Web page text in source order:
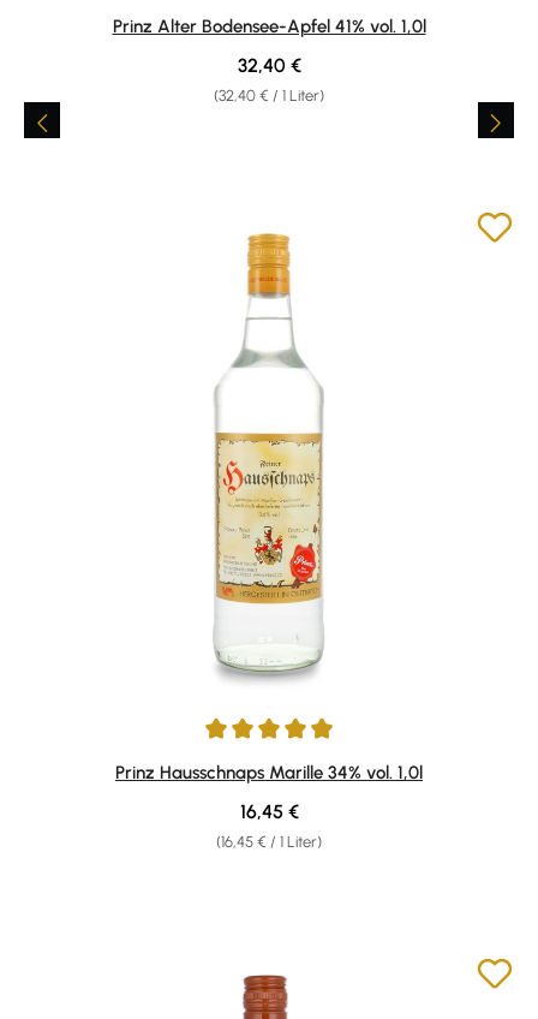
Durchschnittliche Bewertung von 4.88 von 5 Sternen
Prinz Alter Bodensee-Apfel 41% vol. 1,0l
(32,40 € / 1 Liter)
Regulärer Preis:
32,40 €
Durchschnittliche Bewertung von 4.92 von 5 Sternen
Prinz Hausschnaps Marille 34% vol. 1,0l
(16,45 € / 1 Liter)
Regulärer Preis:
16,45 €